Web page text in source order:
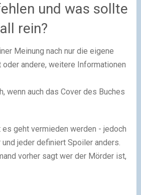
und was sollte
rein?
Meinung nach nur die eigene
oder andere, weitere Informationen
wenn auch das Cover des Buches
geht vermieden werden - jedoch
jeder definiert Spoiler anders.
vorher sagt wer der Mörder ist,